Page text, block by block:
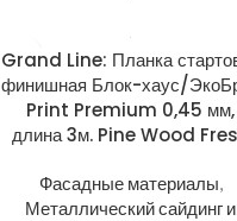
Grand Line: Планка
финишная Блок-хаус/
Print Premium 0,45 мм,
длина 3м. Pine Wood
Фасадные материалы,
Металлический сайдинг и